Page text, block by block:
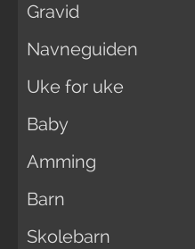
Gravid
Navneguiden
Uke for uke
Baby
Amming
Barn
Skolebarn